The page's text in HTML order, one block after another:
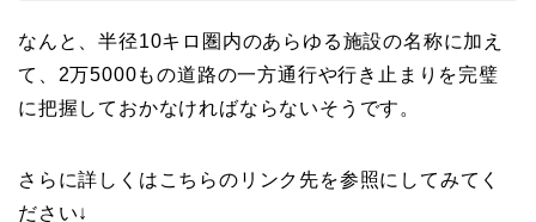
なんと、半径10キロ圏内のあらゆる施設の名称に加え
て、2万5000もの道路の一方通行や行き止まりを完璧
に把握しておかなければならないそうです。
さらに詳しくはこちらのリンク先を参照にしてみてく
ださい↓